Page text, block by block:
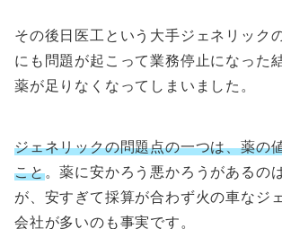
その後日医工という大手ジェネリック
にも問題が起こって業務停止になった
薬が足りなくなってしまいました。
ジェネリックの問題点の一つは、薬の
こと。薬に安かろう悪かろうがあるの
が、安すぎて採算が合わず火の車なジ
会社が多いのも事実です。